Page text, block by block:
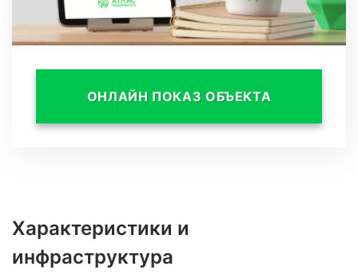
- ландшафтное озеленение
Этот коттеджный посёлок идеальнo подходит
ОНЛАЙН ПОКАЗ ОБЪЕКТА
Характеристики и
инфраструктура